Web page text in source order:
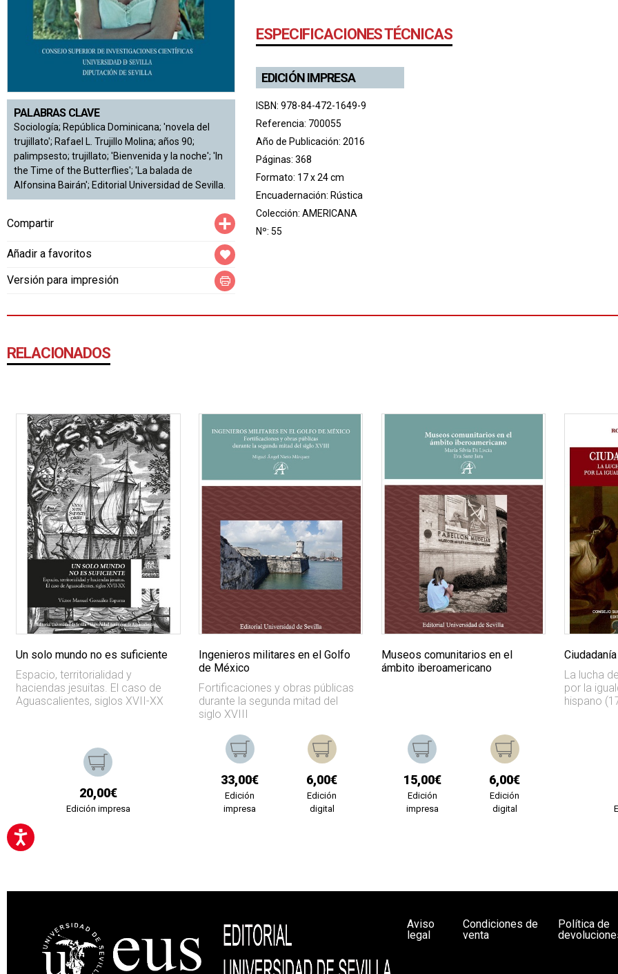
PALABRAS CLAVE
Sociología; República Dominicana; 'novela del
trujillato'; Rafael L. Trujillo Molina; años 90;
palimpsesto; trujillato; 'Bienvenida y la noche'; 'In
the Time of the Butterflies'; 'La balada de
Alfonsina Bairán'; Editorial Universidad de Sevilla.
Compartir Compartir
Añadir a favoritos
Versión para impresión
ESPECIFICACIONES TÉCNICAS
EDICIÓN IMPRESA
ISBN: 978-84-472-1649-9
Referencia: 700055
Año de Publicación: 2016
Páginas: 368
Formato: 17 x 24 cm
Encuadernación: Rústica
Colección: AMERICANA
Nº: 55
RELACIONADOS
Un solo mundo no es suficiente
Espacio, territorialidad y
haciendas jesuitas. El caso de
Aguascalientes, siglos XVII-XX
20,00€
Edición impresa
Ingenieros militares en el Golfo
de México
Fortificaciones y obras públicas
durante la segunda mitad del
siglo XVIII
33,00€
Edición
impresa
6,00€
Edición
digital
Museos comunitarios en el
ámbito iberoamericano
15,00€
Edición
impresa
6,00€
Edición
digital
La lucha
por la
hispano
Aviso
legal
Condiciones de
venta
Política de